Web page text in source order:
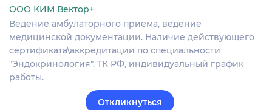
ООО КИМ Вектор+
Ведение амбулаторного приема, ведение
медицинской документации. Наличие действующего
сертификата\аккредитации по специальности
"Эндокринология". ТК РФ, индивидуальный график
работы.
Откликнуться